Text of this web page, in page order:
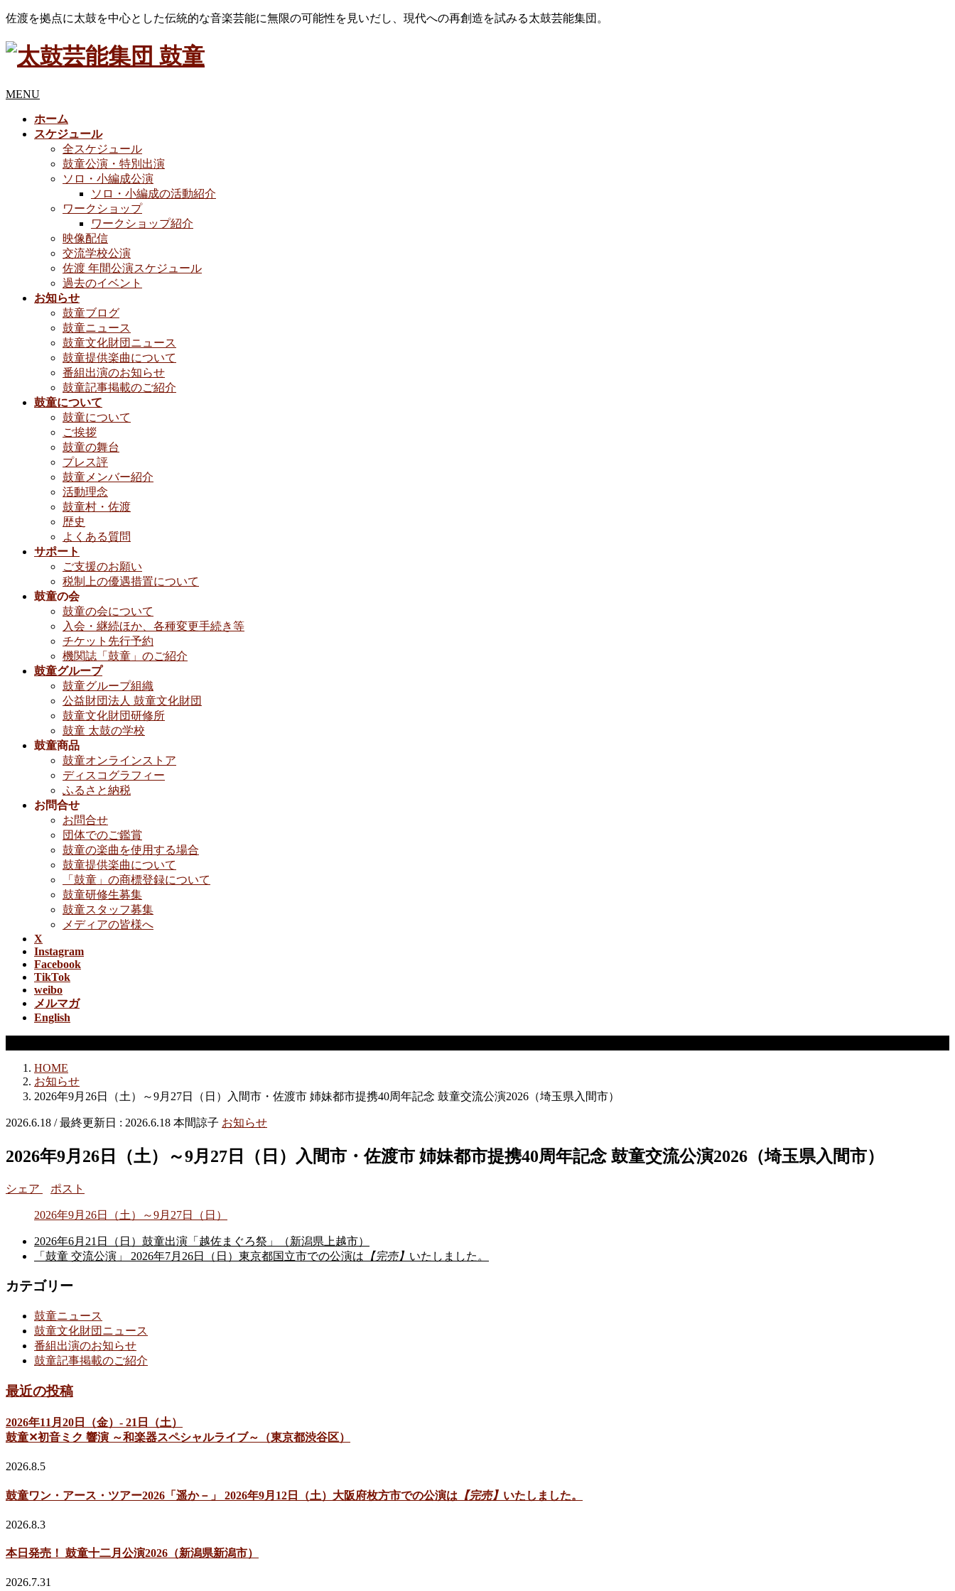
佐渡を拠点に太鼓を中心とした伝統的な音楽芸能に無限の可能性を見いだし、現代への再創造を試みる太鼓芸能集団。
MENU
ホーム
スケジュール
全スケジュール
鼓童公演・特別出演
ソロ・小編成公演
ソロ・小編成の活動紹介
ワークショップ
ワークショップ紹介
映像配信
交流学校公演
佐渡 年間公演スケジュール
過去のイベント
お知らせ
鼓童ブログ
鼓童ニュース
鼓童文化財団ニュース
鼓童提供楽曲について
番組出演のお知らせ
鼓童記事掲載のご紹介
鼓童について
鼓童について
ご挨拶
鼓童の舞台
プレス評
鼓童メンバー紹介
活動理念
鼓童村・佐渡
歴史
よくある質問
サポート
ご支援のお願い
税制上の優遇措置について
鼓童の会
鼓童の会について
入会・継続ほか、各種変更手続き等
チケット先行予約
機関誌「鼓童」のご紹介
鼓童グループ
鼓童グループ組織
公益財団法人 鼓童文化財団
鼓童文化財団研修所
鼓童 太鼓の学校
鼓童商品
鼓童オンラインストア
ディスコグラフィー
ふるさと納税
お問合せ
お問合せ
団体でのご鑑賞
鼓童の楽曲を使用する場合
鼓童提供楽曲について
「鼓童」の商標登録について
鼓童研修生募集
鼓童スタッフ募集
メディアの皆様へ
X
Instagram
Facebook
TikTok
weibo
メルマガ
English
HOME
お知らせ
2026年9月26日（土）～9月27日（日）入間市・佐渡市 姉妹都市提携40周年記念 鼓童交流公演2026（埼玉県入間市）
2026.6.18 / 最終更新日 : 2026.6.18 本間諒子 お知らせ
2026年9月26日（土）～9月27日（日）入間市・佐渡市 姉妹都市提携40周年記念 鼓童交流公演2026（埼玉県入間市）
シェア ポスト
2026年9月26日（土）～9月27日（日）
2026年6月21日（日）鼓童出演「越佐まぐろ祭」（新潟県上越市）
「鼓童 交流公演」 2026年7月26日（日）東京都国立市での公演は 【完売】 いたしました。
カテゴリー
鼓童ニュース
鼓童文化財団ニュース
番組出演のお知らせ
鼓童記事掲載のご紹介
最近の投稿
2026年11月20日（金）- 21日（土）
鼓童✕初音ミク 響演 ～和楽器スペシャルライブ～（東京都渋谷区）
2026.8.5
鼓童ワン・アース・ツアー2026「遥か－」 2026年9月12日（土）大阪府枚方市での公演は 【完売】 いたしました。
2026.8.3
本日発売！ 鼓童十二月公演2026（新潟県新潟市）
2026.7.31